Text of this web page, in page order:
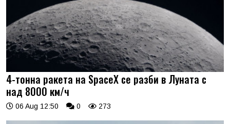
4-тонна ракета на SpaceX се разби в Луната с
над 8000 км/ч
06 Aug 12:50 0 273